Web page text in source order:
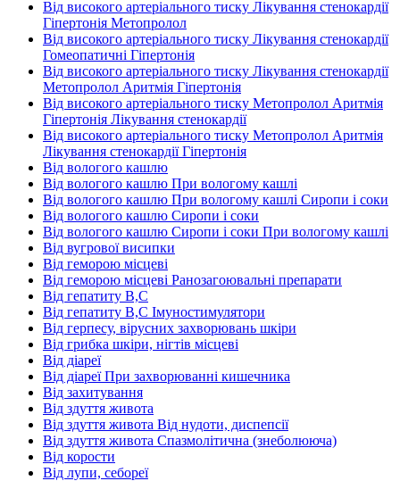
Від високого артеріального тиску Лікування стенокардії
Гіпертонія Метопролол
Від високого артеріального тиску Лікування стенокардії
Гомеопатичні Гіпертонія
Від високого артеріального тиску Лікування стенокардії
Метопролол Аритмія Гіпертонія
Від високого артеріального тиску Метопролол Аритмія
Гіпертонія Лікування стенокардії
Від високого артеріального тиску Метопролол Аритмія
Лікування стенокардії Гіпертонія
Від вологого кашлю
Від вологого кашлю При вологому кашлі
Від вологого кашлю При вологому кашлі Сиропи і соки
Від вологого кашлю Сиропи і соки
Від вологого кашлю Сиропи і соки При вологому кашлі
Від вугрової висипки
Від геморою місцеві
Від геморою місцеві Ранозагоювальні препарати
Від гепатиту В,С
Від гепатиту В,С Імуностимулятори
Від герпесу, вірусних захворювань шкіри
Від грибка шкіри, нігтів місцеві
Від діареї
Від діареї При захворюванні кишечника
Від захитування
Від здуття живота
Від здуття живота Від нудоти, диспепсії
Від здуття живота Спазмолітична (знеболююча)
Від корости
Від лупи, себореї